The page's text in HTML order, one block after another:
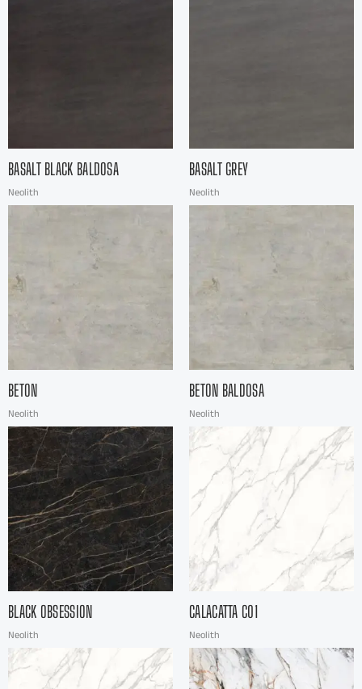
BASALT BLACK BALDOSA
Neolith
BASALT GREY
Neolith
BETON
Neolith
BETON BALDOSA
Neolith
BLACK OBSESSION
Neolith
CALACATTA C01
Neolith